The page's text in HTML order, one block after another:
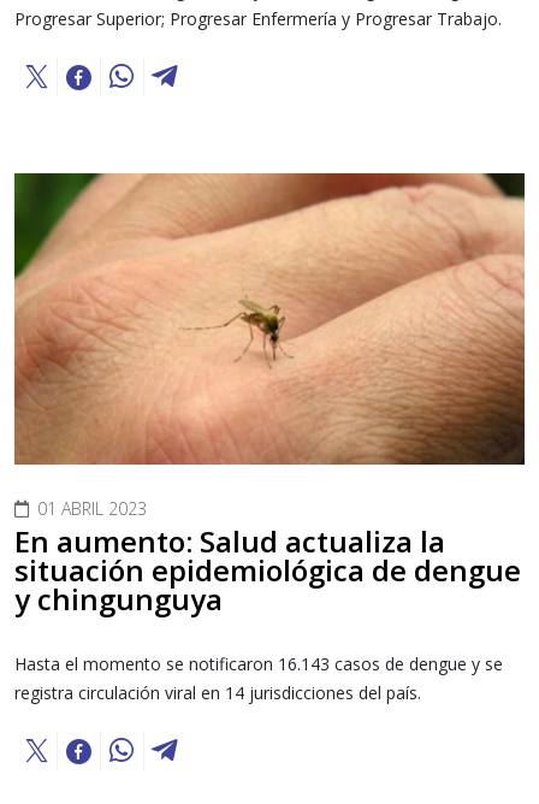
Progresar Superior; Progresar Enfermería y Progresar Trabajo.
01 ABRIL 2023
En aumento: Salud actualiza la
situación epidemiológica de dengue
y chingunguya
Hasta el momento se notificaron 16.143 casos de dengue y se
registra circulación viral en 14 jurisdicciones del país.